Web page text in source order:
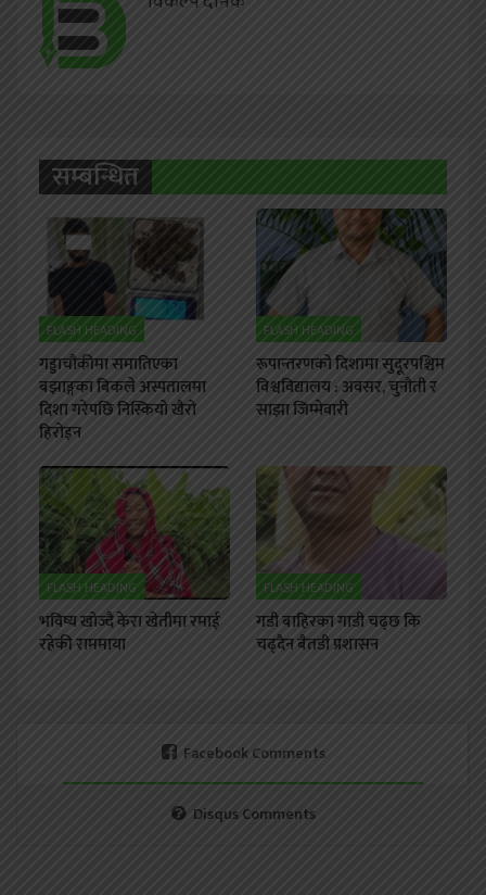
सम्बन्धित
FLASH HEADING
गड्डाचौकीमा समातिएका
बझाङ्गका बिकले अस्पतालमा
दिशा गरेपछि निस्कियो खैरो
हिरोइन
FLASH HEADING
रूपान्तरणको दिशामा सुदूरपश्चिम
विश्वविद्यालय : अवसर, चुनौती र
साझा जिम्मेवारी
FLASH HEADING
भविष्य खोज्दै केरा खेतीमा रमाई
रहेकी राममाया
FLASH HEADING
गडी बाहिरका गाडी चढ्छ कि
चढ्दैन बैतडी प्रशासन
Facebook Comments
Disqus Comments